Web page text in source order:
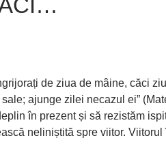
de ziua de mâine, căci
ajunge zilei necazul ei”
în prezent și să rezistăm
neliniștită spre viitor.